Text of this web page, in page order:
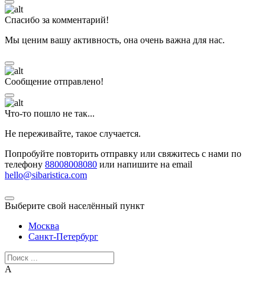
Спасибо за комментарий!
Мы ценим вашу активность, она очень важна для нас.
Сообщение отправлено!
Что-то пошло не так...
Не переживайте, такое случается.
Попробуйте повторить отправку или свяжитесь с нами по
телефону 88008008080 или напишите на email
hello@sibaristica.com
Выберите свой населённый пункт
Москва
Санкт-Петербург
А